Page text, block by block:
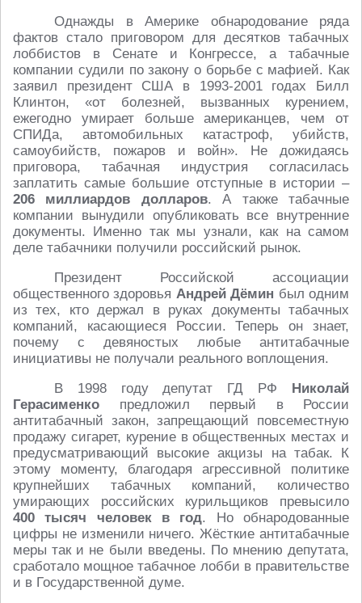
Однажды в Америке обнародование ряда
фактов стало приговором для десятков табачных
лоббистов в Сенате и Конгрессе, а табачные
компании судили по закону о борьбе с мафией. Как
заявил президент США в 1993-2001 годах Билл
Клинтон, «от болезней, вызванных курением,
ежегодно умирает больше американцев, чем от
СПИДа, автомобильных катастроф, убийств,
самоубийств, пожаров и войн». Не дожидаясь
приговора, табачная индустрия согласилась
заплатить самые большие отступные в истории –
206 миллиардов долларов. А также табачные
компании вынудили опубликовать все внутренние
документы. Именно так мы узнали, как на самом
деле табачники получили российский рынок.
Президент Российской ассоциации
общественного здоровья Андрей Дёмин был одним
из тех, кто держал в руках документы табачных
компаний, касающиеся России. Теперь он знает,
почему с девяностых любые антитабачные
инициативы не получали реального воплощения.
В 1998 году депутат ГД РФ Николай
Герасименко предложил первый в России
антитабачный закон, запрещающий повсеместную
продажу сигарет, курение в общественных местах и
предусматривающий высокие акцизы на табак. К
этому моменту, благодаря агрессивной политике
крупнейших табачных компаний, количество
умирающих российских курильщиков превысило
400 тысяч человек в год. Но обнародованные
цифры не изменили ничего. Жёсткие антитабачные
меры так и не были введены. По мнению депутата,
сработало мощное табачное лобби в правительстве
и в Государственной думе.